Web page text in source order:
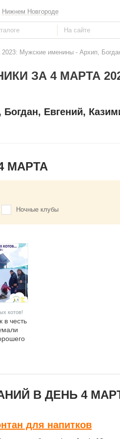
Нижнем Новгороде
2023: Мужские именины - Архип,
ЗА 4 МАРТА
Евгений,
МАРТА
Ночные клубы
котов!
в честь
В ДЕНЬ 4
для напитков